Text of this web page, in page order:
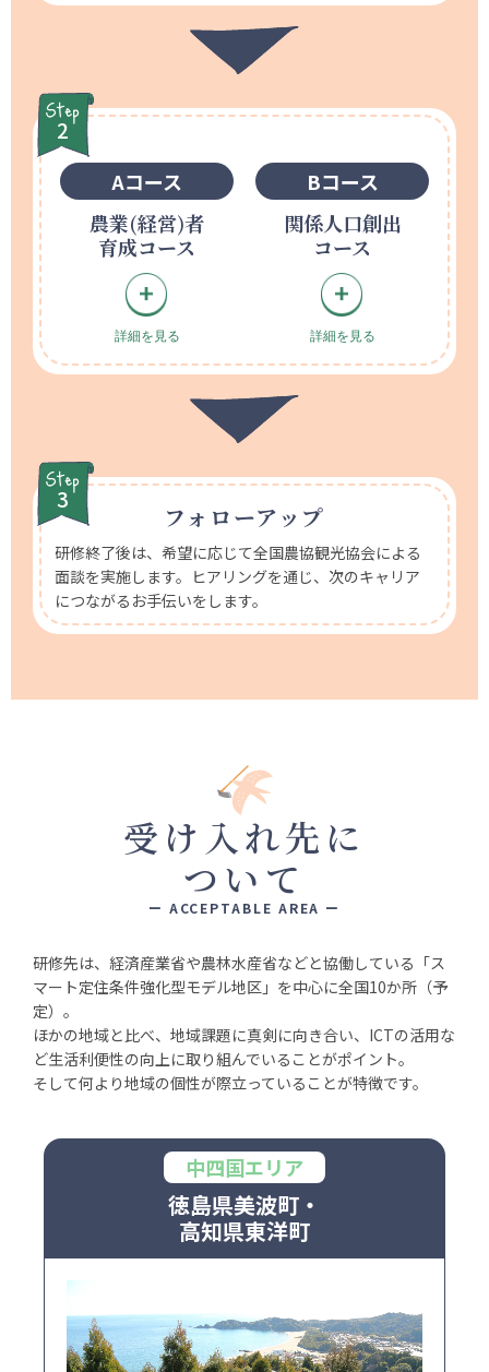
Aコース
農業(経営)者
育成コース
詳細を見る
Bコース
関係人口創出
コース
詳細を見る
フォローアップ
研修終了後は、希望に応じて全国農協観光協会による
面談を実施します。ヒアリングを通じ、次のキャリア
につながるお手伝いをします。
受け入れ先に
ついて
ー ACCEPTABLE AREA ー
研修先は、経済産業省や農林⽔産省などと協働している 「ス
マート定住条件強化型モデル地区」を中心に全国10か所（予
定）。
ほかの地域と⽐べ、地域課題に真剣に向き合い、 ICTの活用な
ど⽣活利便性の向上に取り組んでいることがポイント。
そして何より地域の個性が際立っていることが特徴です。
中四国エリア
徳島県美波町・
高知県東洋町